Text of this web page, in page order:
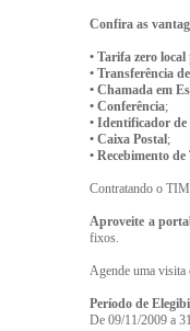
Confira as
• Tarifa zero local
• Transferência
• Chamada em
• Conferência;
• Identificador
• Caixa Postal;
• Recebimento
Contratando o
Aproveite a
fixos.
Agende uma visita
Período de
De 09/11/2009 a